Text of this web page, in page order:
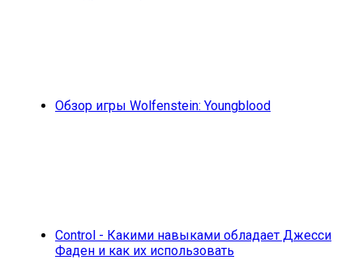
Обзор игры Wolfenstein: Youngblood
Control - Какими навыками обладает Джесси
Фаден и как их использовать